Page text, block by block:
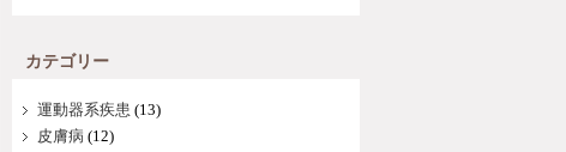
カテゴリー
運動器系疾患 (13)
皮膚病 (12)